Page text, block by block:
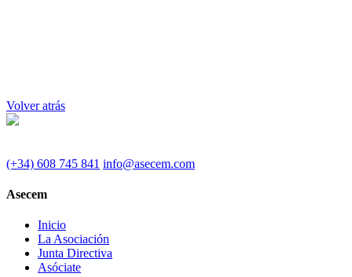
Volver atrás
(+34) 608 745 841 info@asecem.com
Asecem
Inicio
La Asociación
Junta Directiva
Asóciate